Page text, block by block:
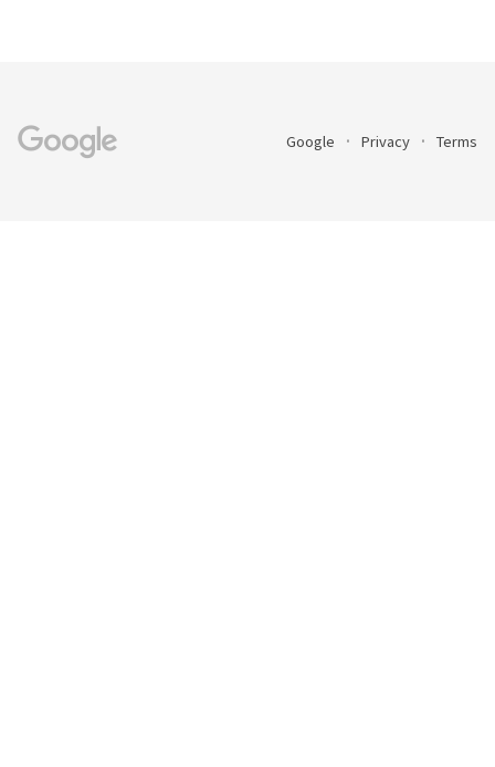
Google Privacy Terms